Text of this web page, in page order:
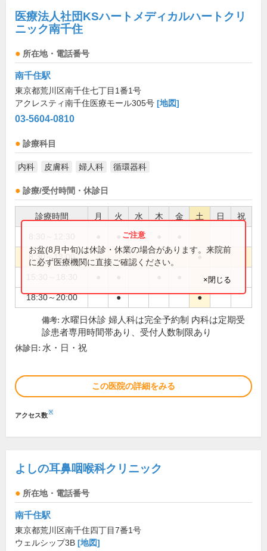
医療法人社団KSハートメディカルハートクリ
ニック南千住
所在地・電話番号
南千住駅
東京都荒川区南千住七丁目1番1号
アクレスティ南千住医療モール305号 [地図]
03-5604-0810
診療科目
内科 皮膚科 婦人科 循環器科
診療/受付時間・休診日
診療時間 月 火 水 木 金 土 日 祝
8:30～13:00 ●
18:30～20:00 ● ●
お盆(8月中旬)は休診・休業の場合があります。来院前
に必ず医療機関に直接ご確認ください。
×閉じる
備考: 水曜日休診 婦人科は完全予約制 内科は定期受
診患者専用時間帯あり、受付人数制限あり
休診日: 水・日・祝
この医院の詳細をみる
アクセス数※
よしの耳鼻咽喉科クリニック
所在地・電話番号
南千住駅
東京都荒川区南千住四丁目7番1号
ウェルシップ3B [地図]